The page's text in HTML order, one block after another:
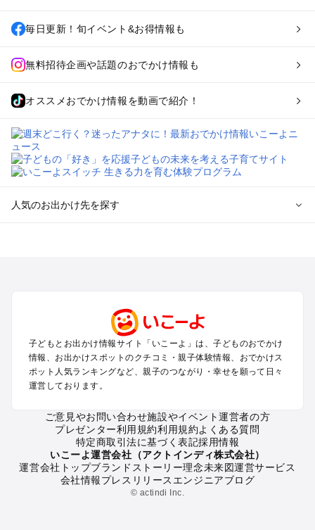
毎日更新！旬イベント&お得情報も
無料招待企画や話題のおでかけ情報も
オススメおでかけ情報を動画で紹介！
人気のお出かけ先を探す
関西のプールおでかけ
中国･四国のプールおでかけ
九州･沖縄のプールおでかけ
定番お出かけスポット
牧場
子どもとお出かけ情報サイト「いこーよ」は、子どものおでかけ
情報、お出かけスポットのクチコミ・親子体験情報、おでかけス
ポット人気ランキングなど、親子のつながり・幸せを願って日々
運営しております。
ご意見やお問い合わせ施設やイベント運営者の方
プレゼンター利用規約利用規約よくある質問
特定商取引法に基づく表記採用情報
いこーよ運営会社（アクトインディ株式会社）
運営会社トップブランドストーリー理念未来図運営サービス
会社情報プレスリリース エンジニアブログ
© actindi Inc.